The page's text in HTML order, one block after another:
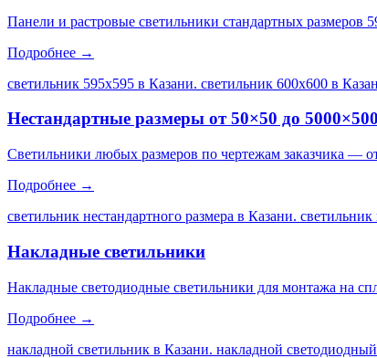
Панели и растровые светильники стандартных
Подробнее →
светильник 595х595 в Казани. светильник 600х600 в
Нестандартные размеры от 50×50 до
Светильники любых размеров по чертежам заказчика —
Подробнее →
светильник нестандартного размера в Казани.
Накладные светильники
Накладные светодиодные светильники для монтажа на
Подробнее →
накладной светильник в Казани. накладной